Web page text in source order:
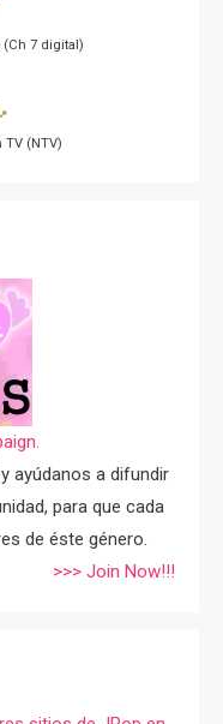
(Ch 7 digital)
(NTV)
ayúdanos a difundir
para que cada
de éste género.
>>> Join Now!!!